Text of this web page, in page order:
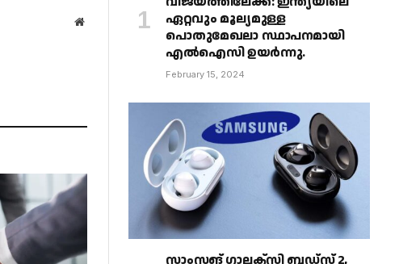
Website
ഏറ്റവും മൂല്യമുള്ള
പൊതുമേഖലാ സ്ഥാപനമായി
എൽഐസി ഉയർന്നു.
February 15, 2024
സാംസങ് ഗാലക്‌സി ബഡ്‌സ് 2,